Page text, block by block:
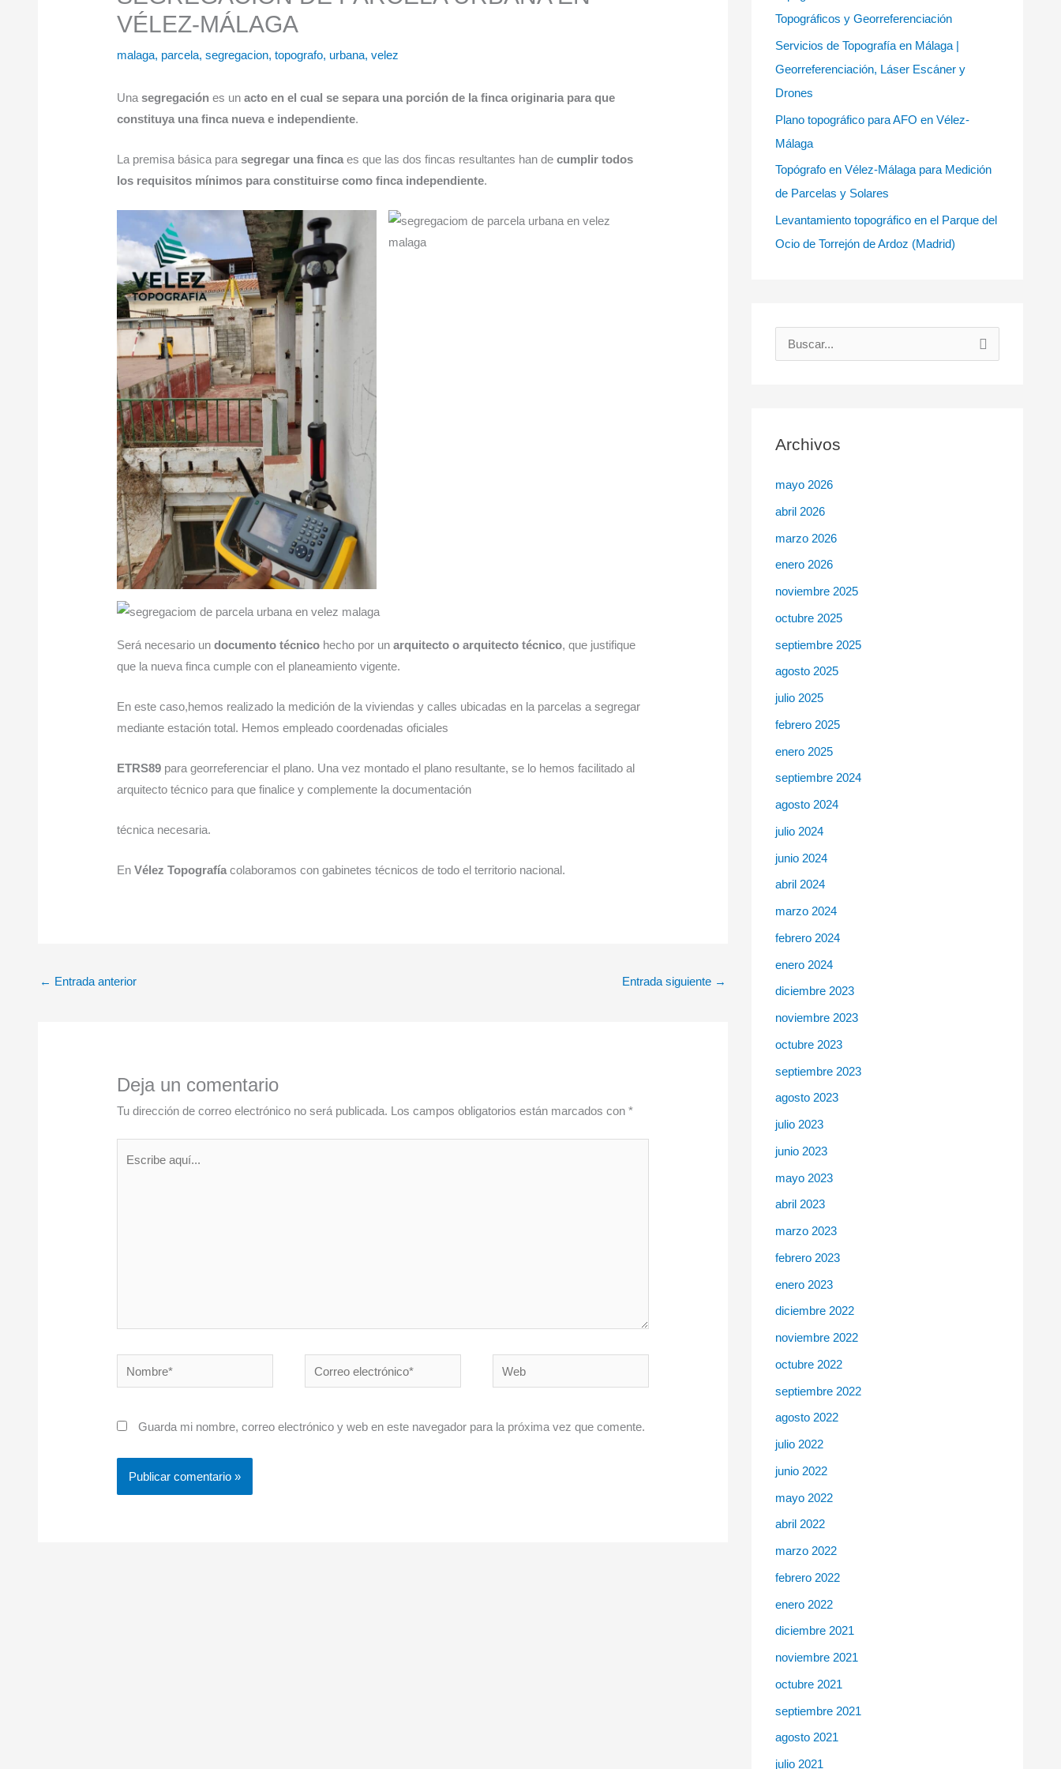
VÉLEZ-MÁLAGA
malaga, parcela,segregacion,topografo, urbana,velez
Unasegregación es unacto en el cual se separa una porción de la finca originaria para que
constituya una finca nueva e independiente.
La premisa básica parasegregar una finca es que las dos fincas resultantes han decumplir todos
los requisitos mínimos para constituirse como finca independiente.
Será necesario undocumento técnico hecho por unarquitecto o arquitecto técnico, que justifique
que la nueva finca cumple con el planeamiento vigente.
En este caso,hemos realizado la medición de la viviendas y calles ubicadas en la parcelas a segregar
mediante estación total. Hemos empleado coordenadas oficiales
ETRS89 para georreferenciar el plano. Una vez montado el plano resultante, se lo hemos facilitado al
arquitecto técnico para que finalice y complemente la documentación
técnica necesaria.
EnVélez Topografía colaboramos con gabinetes técnicos de todo el territorio nacional.
← Entrada anterior Entrada siguiente →
Deja un comentario
Tu dirección de correo electrónico no será publicada. Los campos obligatorios están marcados con*
Nombre*
Correo
electrónico*
Web
Guarda mi nombre, correo electrónico y web en este navegador para la próxima vez que comente.
Topográficos y Georreferenciación
Servicios de Topografía en Málaga |
Georreferenciación, Láser Escáner y
Drones
Plano topográfico para AFO en Vélez-
Málaga
Topógrafo en Vélez-Málaga para Medición
de Parcelas y Solares
Levantamiento topográfico en el Parque del
Ocio de Torrejón de Ardoz (Madrid)
a
p
o
r
:
Archivos
mayo 2026
abril 2026
marzo 2026
enero 2026
noviembre 2025
octubre 2025
septiembre 2025
agosto 2025
julio 2025
febrero 2025
enero 2025
septiembre 2024
agosto 2024
julio 2024
junio 2024
abril 2024
marzo 2024
febrero 2024
enero 2024
diciembre 2023
noviembre 2023
octubre 2023
septiembre 2023
agosto 2023
julio 2023
junio 2023
mayo 2023
abril 2023
marzo 2023
febrero 2023
enero 2023
diciembre 2022
noviembre 2022
octubre 2022
septiembre 2022
agosto 2022
julio 2022
junio 2022
mayo 2022
abril 2022
marzo 2022
febrero 2022
enero 2022
diciembre 2021
noviembre 2021
octubre 2021
septiembre 2021
agosto 2021
julio 2021